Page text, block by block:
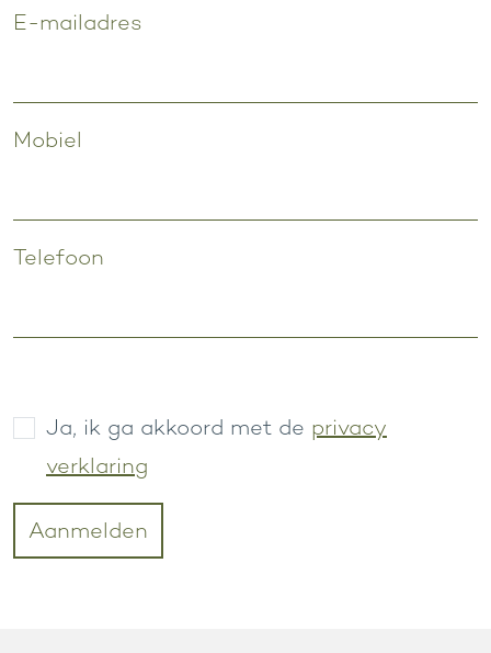
Contactgegevens
E-mailadres
Mobiel
Telefoon
Afronden
Ja, ik ga akkoord met de privacy
verklaring